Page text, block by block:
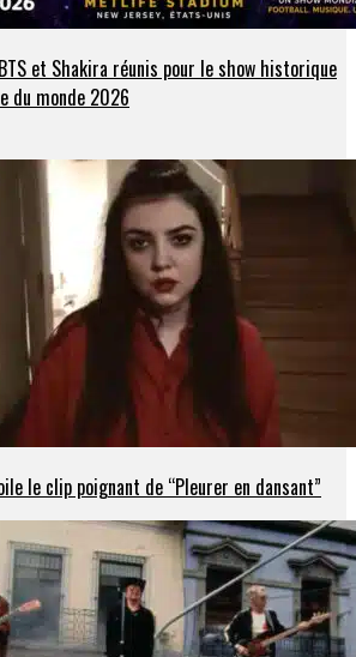
et Shakira réunis pour le show historique
du monde 2026
le clip poignant de “Pleurer en dansant”